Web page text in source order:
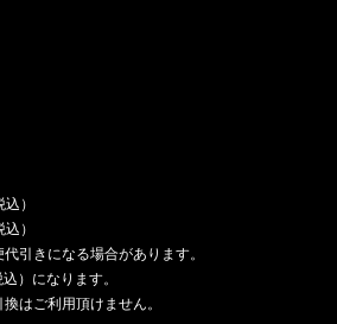
）
）
引きになる場合があります。
）になります。
はご利用頂けません。